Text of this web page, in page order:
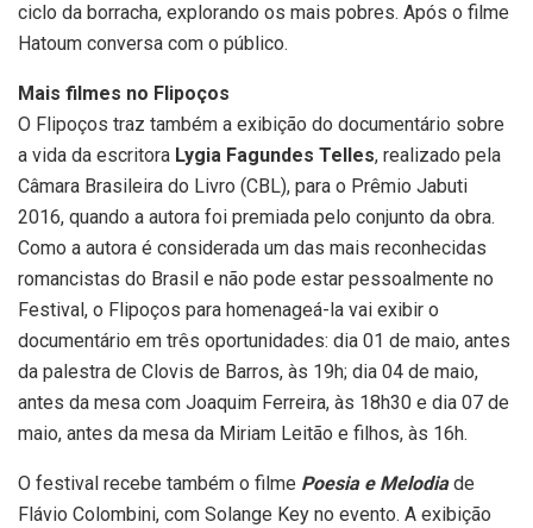
ciclo da borracha, explorando os mais pobres. Após o filme
Hatoum conversa com o público.
Mais filmes no Flipoços
O Flipoços traz também a exibição do documentário sobre
a vida da escritora Lygia Fagundes Telles, realizado pela
Câmara Brasileira do Livro (CBL), para o Prêmio Jabuti
2016, quando a autora foi premiada pelo conjunto da obra.
Como a autora é considerada um das mais reconhecidas
romancistas do Brasil e não pode estar pessoalmente no
Festival, o Flipoços para homenageá-la vai exibir o
documentário em três oportunidades: dia 01 de maio, antes
da palestra de Clovis de Barros, às 19h; dia 04 de maio,
antes da mesa com Joaquim Ferreira, às 18h30 e dia 07 de
maio, antes da mesa da Miriam Leitão e filhos, às 16h.
O festival recebe também o filme Poesia e Melodiade
Flávio Colombini, com Solange Key no evento. A exibição